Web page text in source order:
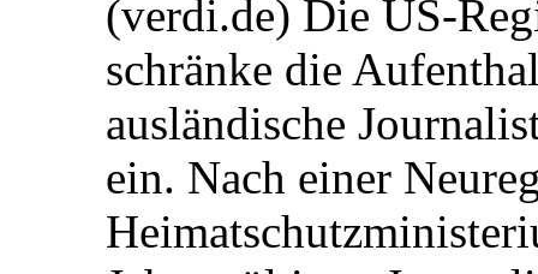
(verdi.de) Die US-
schränke die
ausländische
ein. Nach einer